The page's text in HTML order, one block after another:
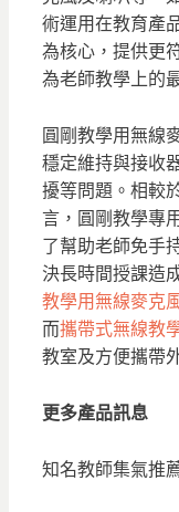
術運用在教育產
為核心，提供更
為老師教學上的
圓剛教學用無線
穩定維持與接收
擾等問題。相較
言，圓剛教學專
了幫助老師免手
決長時間授課造
教學用無線麥克
而攜帶式無線教
教室及方便攜帶
更多產品訊息
知名教師集氣推